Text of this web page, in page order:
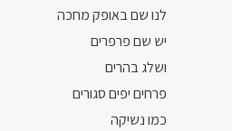
לנו שם באופק מחכה
יש שם פרפרים
ושלג בהרים
פרחים יפים סגורים
כמו נשיקה